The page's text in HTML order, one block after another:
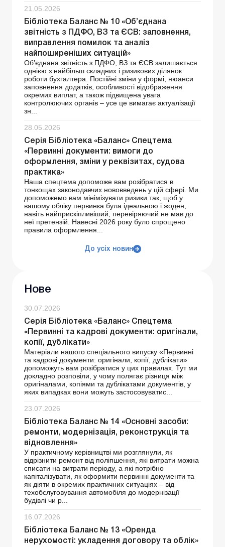
21.05.2026
Бібліотека Баланс № 10 «Об’єднана
звітність з ПДФО, ВЗ та ЄСВ: заповнення,
виправлення помилок та аналіз
найпоширеніших ситуацій»
Об’єднана звітність з ПДФО, ВЗ та ЄСВ залишається
однією з найбільш складних і ризикових ділянок
роботи бухгалтера. Постійні зміни у формі, нюанси
заповнення додатків, особливості відображення
окремих виплат, а також підвищена увага
контролюючих органів – усе це вимагає актуалізації
зн...
28.05.2026
Серія Бібліотека «Баланс» Спецтема
«Первинні документи: вимоги до
оформлення, зміни у реквізитах, судова
практика»
Наша спецтема допоможе вам розібратися в
тонкощах законодавчих нововведень у цій сфері. Ми
допоможемо вам мінімізувати ризики так, щоб у
вашому обліку первинка була ідеальною і жоден,
навіть найприскіпливіший, перевіряючий не мав до
неї претензій. Навесні 2026 року було спрощено
правила оформлення...
До усіх новин
Нове
30.07.2026
Серія Бібліотека «Баланс» Спецтема
«Первинні та кадрові документи: оригінали,
копії, дублікати»
Матеріали нашого спеціального випуску «Первинні
та кадрові документи: оригінали, копії, дублікати»
допоможуть вам розібратися у цих правилах. Тут ми
докладно розповіли, у чому полягає різниця між
оригіналами, копіями та дублікатами документів, у
яких випадках вони можуть застосовуватис...
23.07.2026
Бібліотека Баланс № 14 «Основні засоби:
ремонти, модернізація, реконструкція та
відновлення»
У практичному керівництві ми розглянули, як
відрізнити ремонт від поліпшення, які витрати можна
списати на витрати періоду, а які потрібно
капіталізувати, як оформити первинні документи та
як діяти в окремих практичних ситуаціях – від
техобслуговування автомобіля до модернізації
будівлі чи р...
16.07.2026
Бібліотека Баланс № 13 «Оренда
нерухомості: укладення договору та облік»